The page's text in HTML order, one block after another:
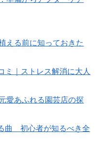
える前に知っておきた
ミ｜ストレス解消に大人
愛あふれる園芸店の探
曲 初心者が知るべき全